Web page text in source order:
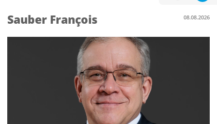
Sauber François 08.08.2026